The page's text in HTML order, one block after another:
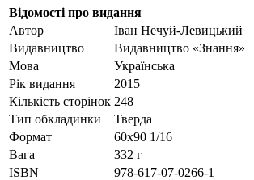
Відомості про видання
Автор
Іван Нечуй-Левицький
Видавництво
Видавництво «Знання»
Мова
Українська
Рік видання
2015
Кількість сторінок 248
Тип обкладинки
Тверда
Формат
60х90 1/16
Вага
332 г
ISBN
978-617-07-0266-1